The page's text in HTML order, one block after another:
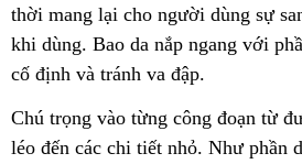
thời mang lại cho người dùng sự
khi dùng. Bao da nắp ngang với
cố định và tránh va đập.
Chú trọng vào từng công đoạn từ
léo đến các chi tiết nhỏ. Như phần